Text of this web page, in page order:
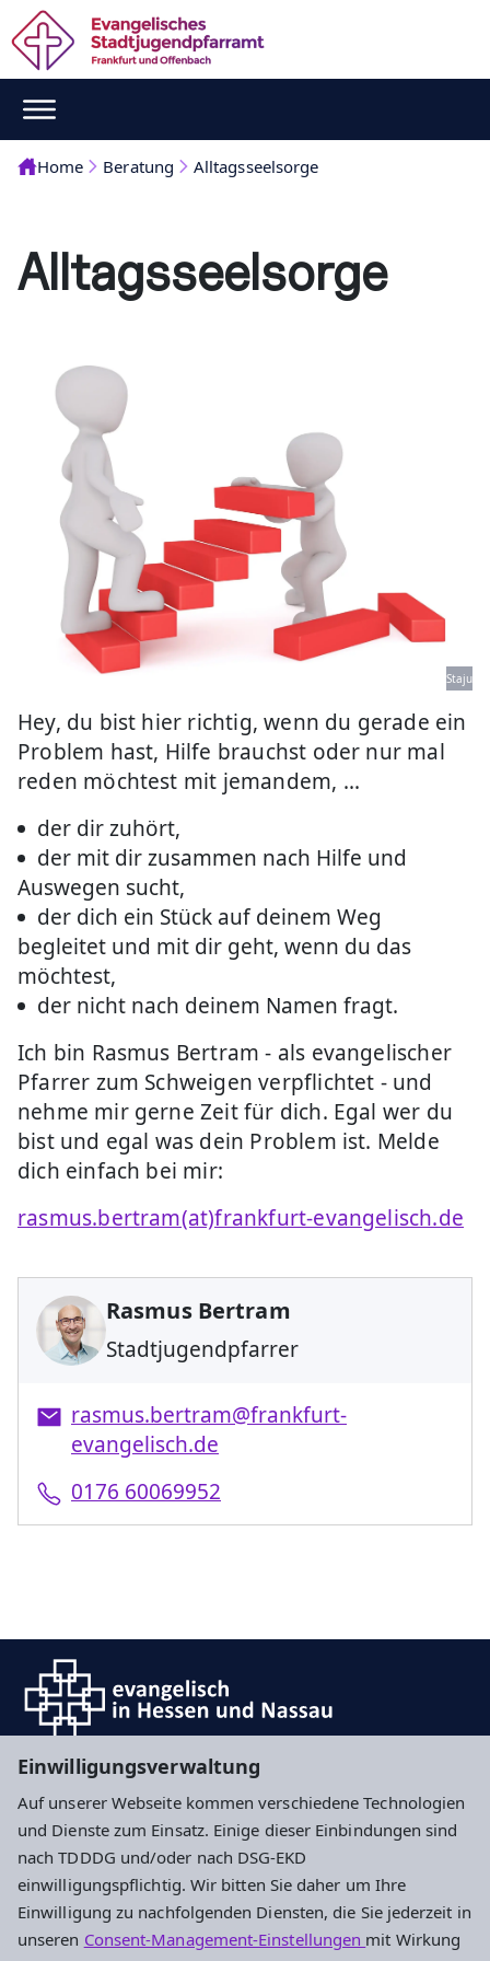
Einwilligungsverwaltung
Auf unserer Webseite kommen verschiedene Technologien
und Dienste zum Einsatz. Einige dieser Einbindungen sind
nach TDDDG und/oder nach DSG-EKD
einwilligungspflichtig. Wir bitten Sie daher um Ihre
Einwilligung zu nachfolgenden Diensten, die Sie jederzeit in
unseren Consent-Management-Einstellungen mit Wirkung
Home Beratung Alltagsseelsorge
Alltagsseelsorge
Staju
Hey, du bist hier richtig, wenn du gerade ein
Problem hast, Hilfe brauchst oder nur mal
reden möchtest mit jemandem, ...
der dir zuhört,
der mit dir zusammen nach Hilfe und
Auswegen sucht,
der dich ein Stück auf deinem Weg
begleitet und mit dir geht, wenn du das
möchtest,
der nicht nach deinem Namen fragt.
Ich bin Rasmus Bertram - als evangelischer
Pfarrer zum Schweigen verpflichtet - und
nehme mir gerne Zeit für dich. Egal wer du
bist und egal was dein Problem ist. Melde
dich einfach bei mir:
rasmus.bertram(at)frankfurt-evangelisch.de
Rasmus Bertram
Stadtjugendpfarrer
rasmus.bertram@frankfurt-
evangelisch.de
0176 60069952
Evangelisches Stadtjugendpfarramt
Frankfurt und Offenbach